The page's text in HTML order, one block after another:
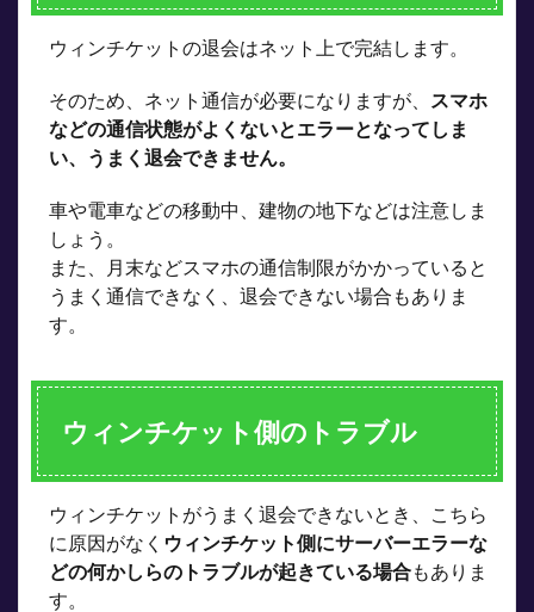
ウィンチケットの退会はネット上で完結します。
そのため、ネット通信が必要になりますが、
スマホ
などの通信状態がよくないとエラーとなってしま
い、うまく退会できません。
車や電車などの移動中、建物の地下などは注意しま
しょう。
また、月末などスマホの通信制限がかかっていると
うまく通信できなく、退会できない場合もありま
す。
ウィンチケット側のトラブル
ウィンチケットがうまく退会できないとき、こちら
に原因がなく ウィンチケット側にサーバーエラーな
どの何かしらのトラブルが起きている場合もありま
す。